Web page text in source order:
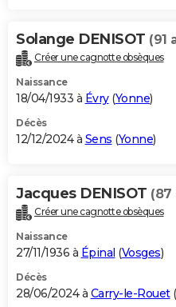
Solange DENISOT (91
Créer une cagnotte obsèques
Naissance
18/04/1933 à Évry(Yonne)
Décès
12/12/2024 à Sens (Yonne)
Jacques DENISOT (87
Créer une cagnotte obsèques
Naissance
27/11/1936 à Épinal (Vosges)
Décès
28/06/2024 à Carry-le-Rouet(